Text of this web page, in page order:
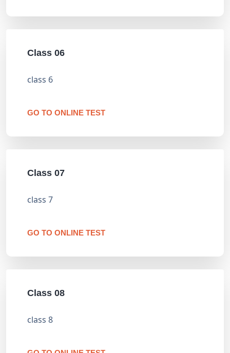
Class 06
class 6
GO TO ONLINE TEST
Class 07
class 7
GO TO ONLINE TEST
Class 08
class 8